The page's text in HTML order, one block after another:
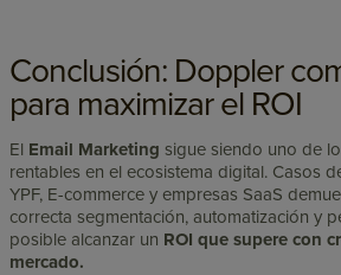
Conclusión: Doppler
para maximizar el ROI
El Email Marketing sigue siendo uno de
rentables en el ecosistema digital. Casos
YPF, E-commerce y empresas SaaS
correcta segmentación, automatización y
posible alcanzar un ROI que supere con
mercado.